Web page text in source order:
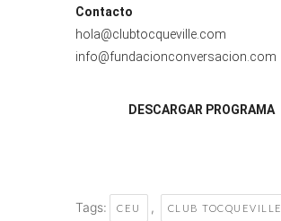
Contacto
hola@clubtocqueville.com
info@fundacionconversacion.com
DESCARGAR PROGRAMA
Tags: CEU , CLUB TOCQUEVILLE